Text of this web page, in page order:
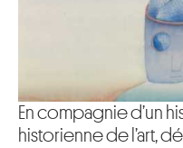
En compagnie d’un
historienne de l’art,